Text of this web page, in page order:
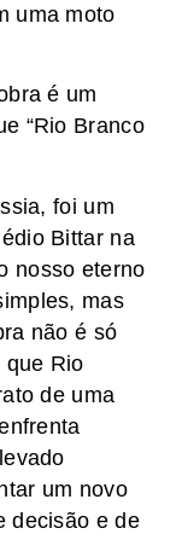
uma moto
é um
“Rio Branco
foi um
Bittar na
nosso eterno
mas
não é só
que Rio
de uma
um novo
decisão e de